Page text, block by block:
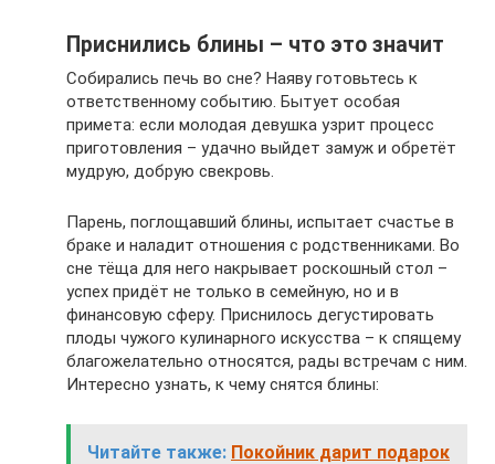
Приснились блины – что это значит
Собирались печь во сне? Наяву готовьтесь к
ответственному событию. Бытует особая
примета: если молодая девушка узрит процесс
приготовления – удачно выйдет замуж и обретёт
мудрую, добрую свекровь.
Парень, поглощавший блины, испытает счастье в
браке и наладит отношения с родственниками. Во
сне тёща для него накрывает роскошный стол –
успех придёт не только в семейную, но и в
финансовую сферу. Приснилось дегустировать
плоды чужого кулинарного искусства – к спящему
благожелательно относятся, рады встречам с ним.
Интересно узнать, к чему снятся блины:
Читайте также: Покойник дарит подарок